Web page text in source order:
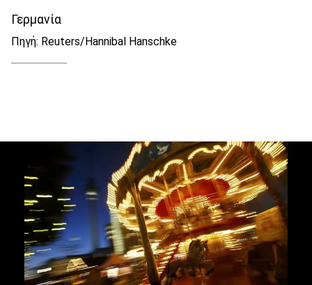
Γερμανία
Πηγή: Reuters/Hannibal Hanschke